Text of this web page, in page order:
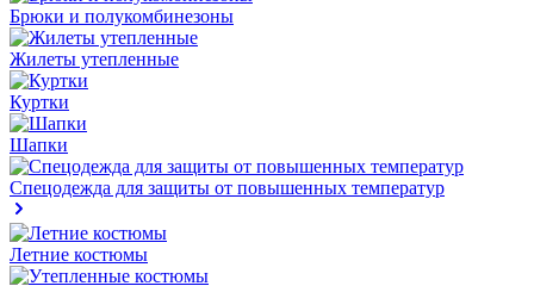
Брюки и полукомбинезоны
Жилеты утепленные
Куртки
Шапки
Спецодежда для защиты от повышенных температур
Летние костюмы